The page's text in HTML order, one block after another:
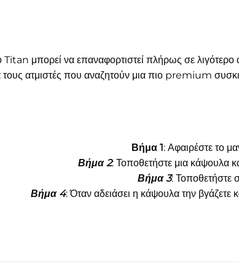
μπορεί να επαναφορτιστεί πλήρως σε
τους ατμιστές που αναζητούν μια πιο premium
Βήμα 1: Αφαιρέστε το
Βήμα 2: Τοποθετήστε μια κάψουλα
Βήμα 3: Τοποθετήστε
Βήμα 4: Όταν αδειάσει η κάψουλα την βγάζετε